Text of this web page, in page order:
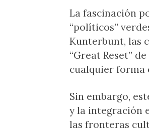
La fascinación
“políticos”
Kunterbunt, las
“Great Reset”
cualquier forma
Sin embargo,
y la integración
las fronteras